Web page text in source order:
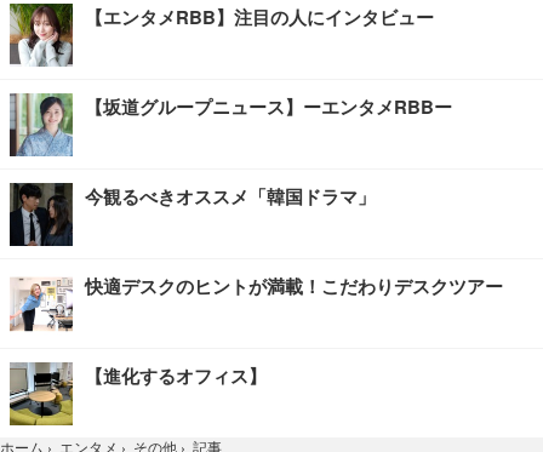
【エンタメRBB】注目の人にインタビュー
【坂道グループニュース】ーエンタメRBBー
今観るべきオススメ「韓国ドラマ」
快適デスクのヒントが満載！こだわりデスクツアー
【進化するオフィス】
ホーム › エンタメ › その他 › 記事